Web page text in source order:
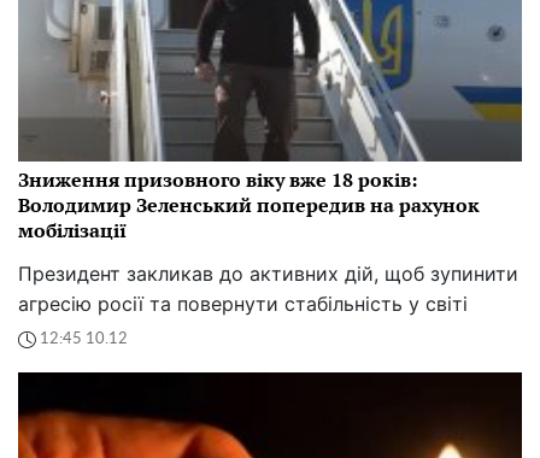
Зниження призовного віку вже 18 років:
Володимир Зеленський попередив на рахунок
мобілізації
Президент закликав до активних дій, щоб зупинити
агресію росії та повернути стабільність у світі
12:45 10.12